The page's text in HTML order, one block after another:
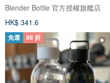
Blender Bottle 官方授權旗艦店
HK$ 341.6
免運 88 折